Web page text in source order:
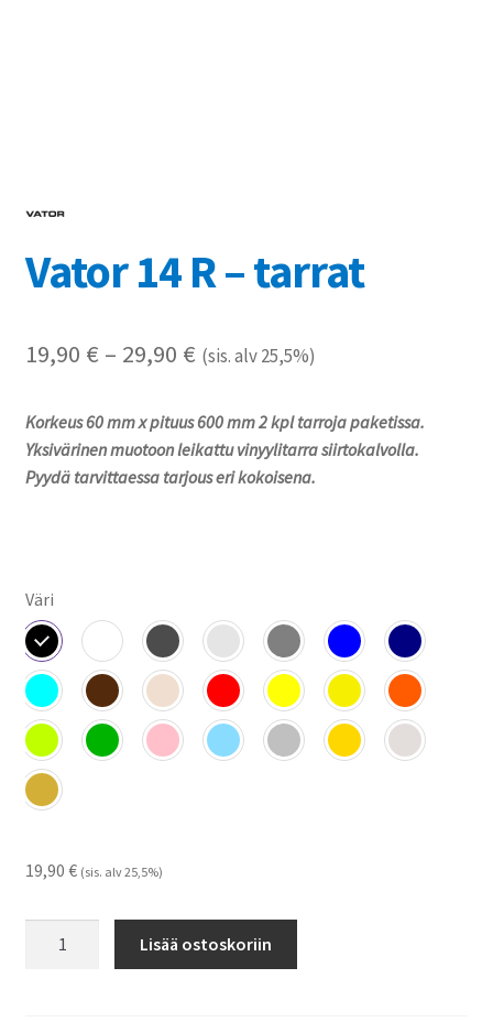
Tietoa meistä
Kassa
Vator 14 R – tarrat
19,90 € – 29,90 €Hintaluokka:
-
29,90 €
(sis. alv 25,5%)
Korkeus 60 mm x pituus 600 mm 2 kpl tarroja paketissa.
Yksivärinen muotoon leikattu vinyylitarra siirtokalvolla.
Pyydä tarvittaessa tarjous eri kokoisena.
Väri
19,90 € (sis. alv 25,5%)
Lisää ostoskoriin